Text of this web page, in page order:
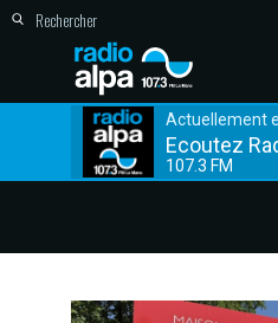
Actuellement
Ecoutez
107.3 FM